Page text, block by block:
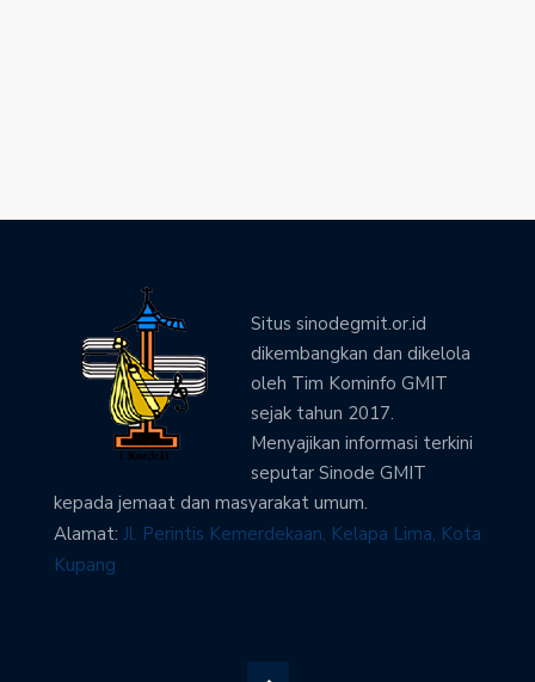
Situs sinodegmit.or.id
dikembangkan dan dikelola
oleh Tim Kominfo GMIT
sejak tahun 2017.
Menyajikan informasi terkini
seputar Sinode GMIT
kepada jemaat dan masyarakat umum.
Alamat: Jl. Perintis Kemerdekaan, Kelapa Lima, Kota
Kupang